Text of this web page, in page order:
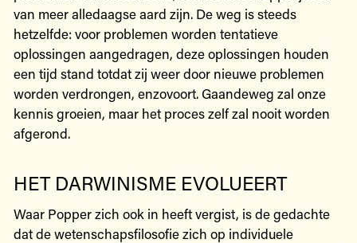
van meer alledaagse aard zijn. De weg is steeds
hetzelfde: voor problemen worden tentatieve
oplossingen aangedragen, deze oplossingen houden
een tijd stand totdat zij weer door nieuwe problemen
worden verdrongen, enzovoort. Gaandeweg zal onze
kennis groeien, maar het proces zelf zal nooit worden
afgerond.
HET DARWINISME EVOLUEERT
Waar Popper zich ook in heeft vergist, is de gedachte
dat de wetenschapsfilosofie zich op individuele